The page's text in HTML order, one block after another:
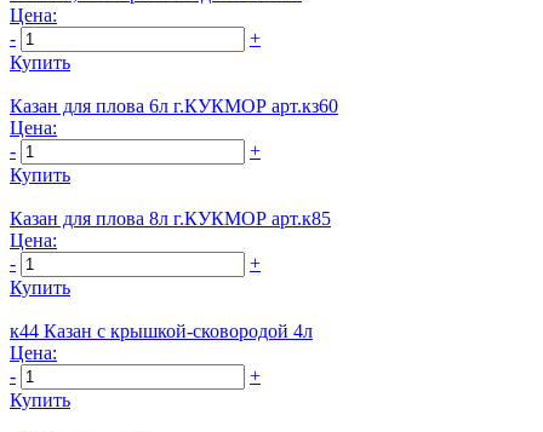
Цена:
-
+
Купить
Казан для плова 6л г.КУКМОР арт.кз60
Цена:
-
+
Купить
Казан для плова 8л г.КУКМОР арт.к85
Цена:
-
+
Купить
к44 Казан с крышкой-сковородой 4л
Цена:
-
+
Купить